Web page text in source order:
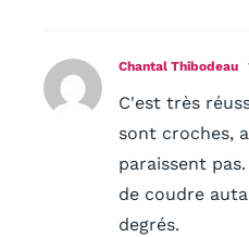
Chantal Thibodeau
C'est très
sont croches,
paraissent
de coudre
degrés.